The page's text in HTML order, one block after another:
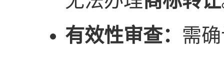
有效性审查： 需